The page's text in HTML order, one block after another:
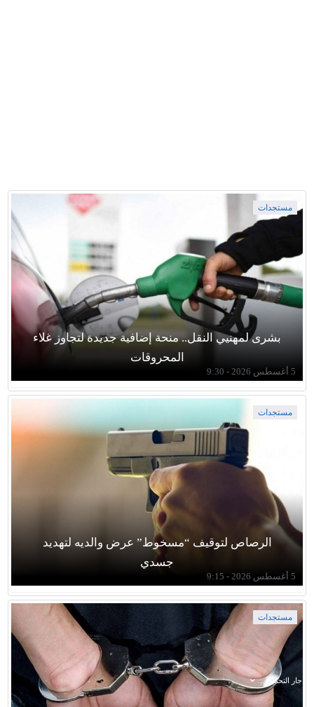
مستجدات
بشرى لمهنيي النقل.. منحة إضافية جديدة لتجاوز غلاء
المحروقات
5 أغسطس 2026 - 9:30
مستجدات
الرصاص لتوقيف “مسخوط” عرض والديه لتهديد
جسدي
5 أغسطس 2026 - 9:15
مستجدات
جار التحميل ...